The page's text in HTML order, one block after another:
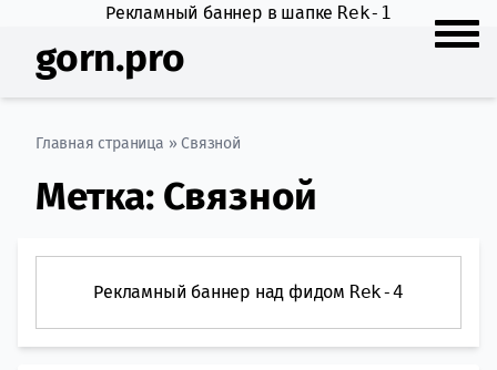
Рекламный баннер в шапке Rek-1
gorn.pro
Главная страница »Связной
Метка: Связной
Рекламный баннер над фидом Rek-4